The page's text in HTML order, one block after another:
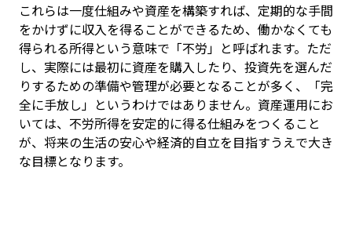
これらは一度仕組みや資産を構築すれば、定期的な手間
をかけずに収入を得ることができるため、働かなくても
得られる所得という意味で「不労」と呼ばれます。ただ
し、実際には最初に資産を購入したり、投資先を選んだ
りするための準備や管理が必要となることが多く、「完
全に手放し」というわけではありません。資産運用にお
いては、不労所得を安定的に得る仕組みをつくること
が、将来の生活の安心や経済的自立を目指すうえで大き
な目標となります。